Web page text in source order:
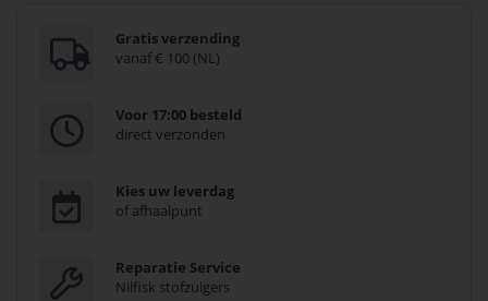
Gratis verzending
vanaf € 100 (NL)
Voor 17:00 besteld
direct verzonden
Kies uw leverdag
of afhaalpunt
Reparatie Service
Nilfisk stofzuigers